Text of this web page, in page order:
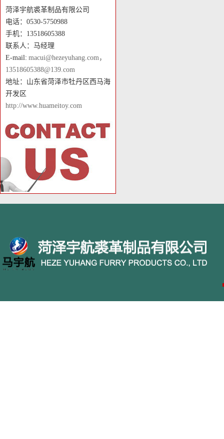
菏泽宇航裘革制品有限公司
电话：0530-5750988
手机：13518605388
联系人：马经理
E-mail: macui@hezeyuhang.com，
13518605388@139.com
地址：山东省菏泽市牡丹区西马海
开发区
http://www.huameitoy.com